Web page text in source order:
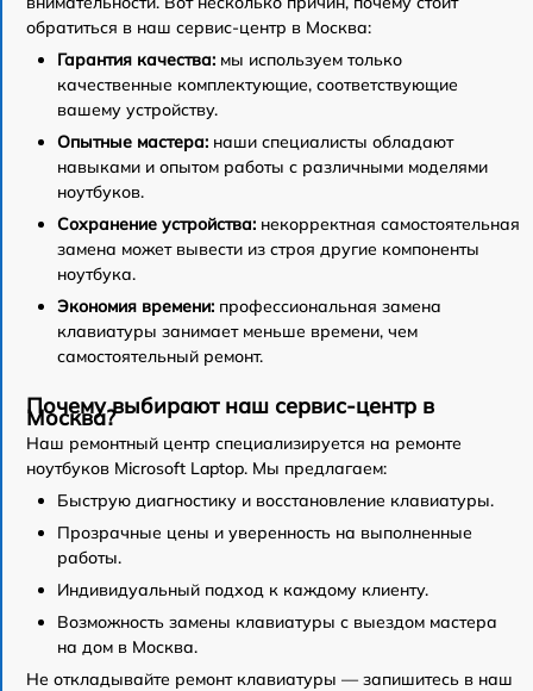
обратиться в наш сервис-центр в Москва:
Гарантия качества: мы используем только
качественные комплектующие, соответствующие
вашему устройству.
Опытные мастера: наши специалисты обладают
навыками и опытом работы с различными моделями
ноутбуков.
Сохранение устройства: некорректная самостоятельная
замена может вывести из строя другие компоненты
ноутбука.
Экономия времени: профессиональная замена
клавиатуры занимает меньше времени, чем
самостоятельный ремонт.
Почему выбирают наш сервис-центр в
Москва?
Наш ремонтный центр специализируется на ремонте
ноутбуков Microsoft Laptop. Мы предлагаем:
Быструю диагностику и восстановление клавиатуры.
Прозрачные цены и уверенность на выполненные
работы.
Индивидуальный подход к каждому клиенту.
Возможность замены клавиатуры с выездом мастера
на дом в Москва.
Не откладывайте ремонт клавиатуры — запишитесь в наш